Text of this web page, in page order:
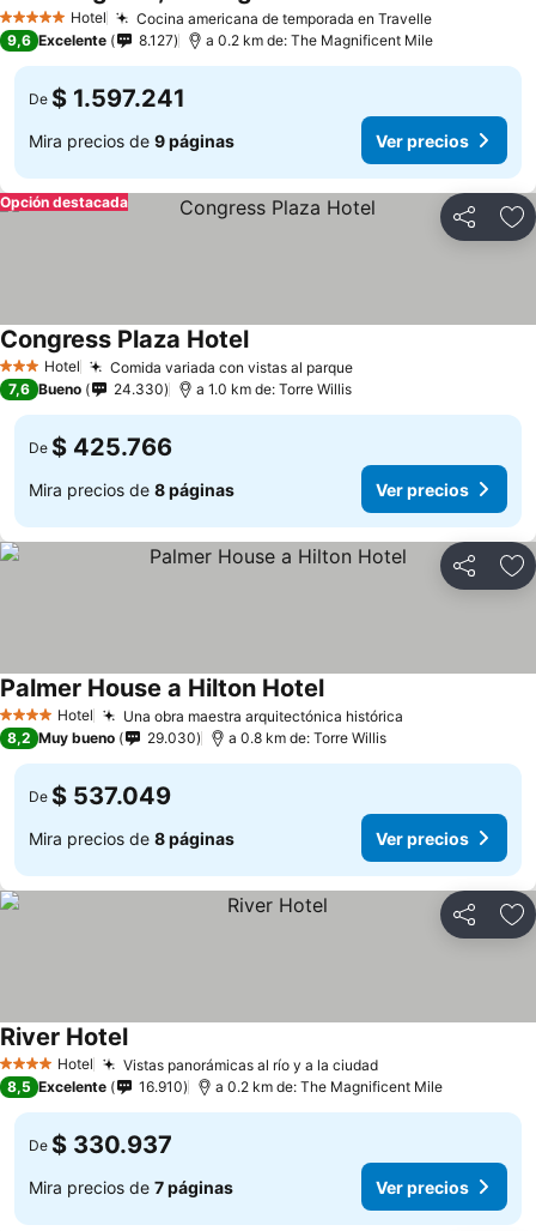
5 Estrellas Hotel Cocina americana de temporada en Travelle
9,6 Excelente 8.127 a 0.2 km de: The Magnificent Mile
De $ 1.597.241
Mira precios de 9 páginas Ver precios
Compartir
Opción destacada
3 Estrellas
Hotel Comida variada con vistas al parque
Congress Plaza Hotel
7,6 Bueno 24.330 a 1.0 km de: Torre Willis
De $ 425.766
Mira precios de 8 páginas Ver precios
Compartir
4 EstrellasHotel Una obra maestra arquitectónica histórica
Palmer House a Hilton Hotel
8,2 Muy bueno 29.030 a 0.8 km de: Torre Willis
De $ 537.049
Mira precios de 8 páginas Ver precios
Compartir
4 EstrellasHotel Vistas panorámicas al río y a la ciudad
River Hotel
8,5 Excelente 16.910 a 0.2 km de: The Magnificent Mile
De $ 330.937
Mira precios de 7 páginas Ver precios